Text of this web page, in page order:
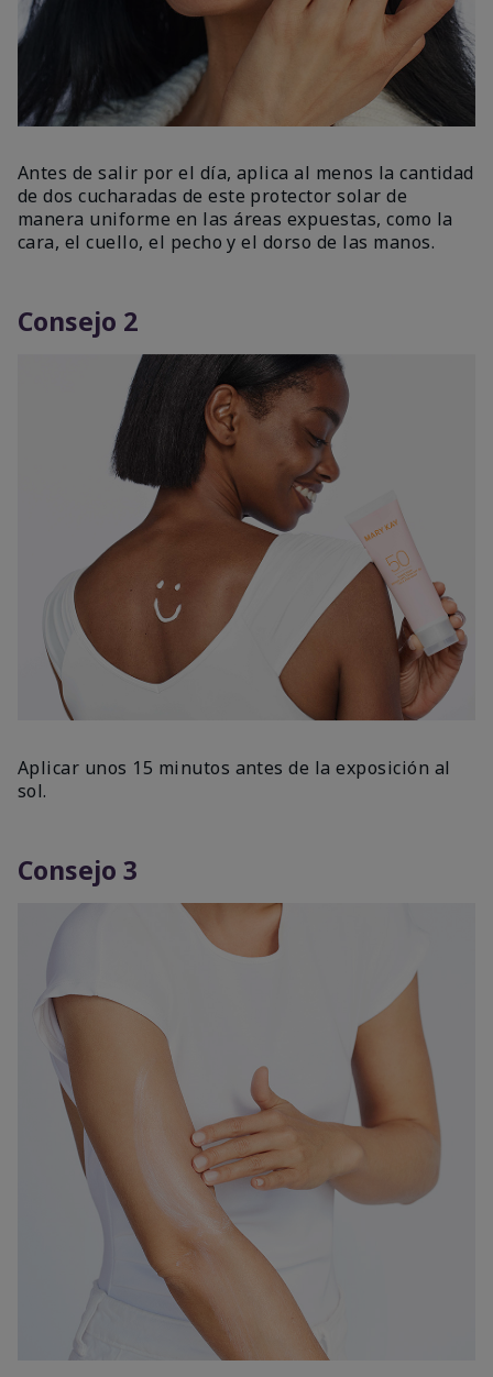
Antes de salir por el día, aplica al menos la cantidad
de dos cucharadas de este protector solar de
manera uniforme en las áreas expuestas, como la
cara, el cuello, el pecho y el dorso de las manos.
Consejo 2
Aplicar unos 15 minutos antes de la exposición al
sol.
Consejo 3